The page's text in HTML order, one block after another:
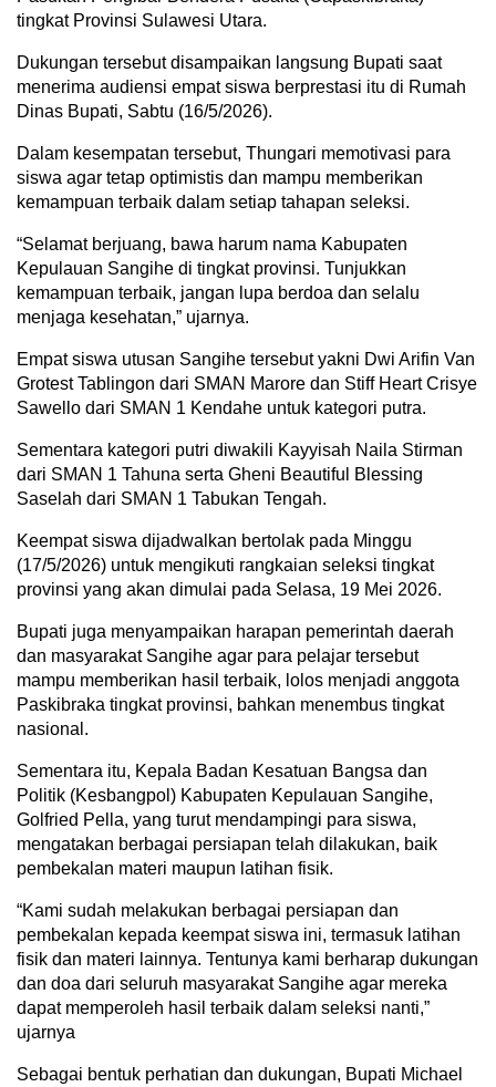
tingkat Provinsi Sulawesi Utara.
Dukungan tersebut disampaikan langsung Bupati saat
menerima audiensi empat siswa berprestasi itu di Rumah
Dinas Bupati, Sabtu (16/5/2026).
Dalam kesempatan tersebut, Thungari memotivasi para
siswa agar tetap optimistis dan mampu memberikan
kemampuan terbaik dalam setiap tahapan seleksi.
“Selamat berjuang, bawa harum nama Kabupaten
Kepulauan Sangihe di tingkat provinsi. Tunjukkan
kemampuan terbaik, jangan lupa berdoa dan selalu
menjaga kesehatan,” ujarnya.
Empat siswa utusan Sangihe tersebut yakni Dwi Arifin Van
Grotest Tablingon dari SMAN Marore dan Stiff Heart Crisye
Sawello dari SMAN 1 Kendahe untuk kategori putra.
Sementara kategori putri diwakili Kayyisah Naila Stirman
dari SMAN 1 Tahuna serta Gheni Beautiful Blessing
Saselah dari SMAN 1 Tabukan Tengah.
Keempat siswa dijadwalkan bertolak pada Minggu
(17/5/2026) untuk mengikuti rangkaian seleksi tingkat
provinsi yang akan dimulai pada Selasa, 19 Mei 2026.
Bupati juga menyampaikan harapan pemerintah daerah
dan masyarakat Sangihe agar para pelajar tersebut
mampu memberikan hasil terbaik, lolos menjadi anggota
Paskibraka tingkat provinsi, bahkan menembus tingkat
nasional.
Sementara itu, Kepala Badan Kesatuan Bangsa dan
Politik (Kesbangpol) Kabupaten Kepulauan Sangihe,
Golfried Pella, yang turut mendampingi para siswa,
mengatakan berbagai persiapan telah dilakukan, baik
pembekalan materi maupun latihan fisik.
“Kami sudah melakukan berbagai persiapan dan
pembekalan kepada keempat siswa ini, termasuk latihan
fisik dan materi lainnya. Tentunya kami berharap dukungan
dan doa dari seluruh masyarakat Sangihe agar mereka
dapat memperoleh hasil terbaik dalam seleksi nanti,”
ujarnya
Sebagai bentuk perhatian dan dukungan, Bupati Michael